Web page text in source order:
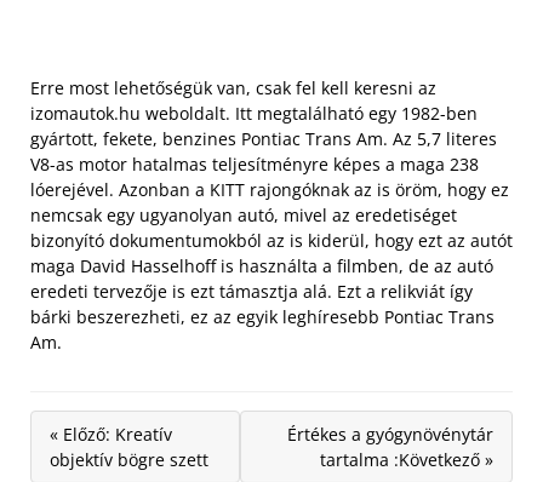
Erre most lehetőségük van, csak fel kell keresni az
izomautok.hu weboldalt. Itt megtalálható egy 1982-ben
gyártott, fekete, benzines Pontiac Trans Am. Az 5,7 literes
V8-as motor hatalmas teljesítményre képes a maga 238
lóerejével. Azonban a KITT rajongóknak az is öröm, hogy ez
nemcsak egy ugyanolyan autó, mivel az eredetiséget
bizonyító dokumentumokból az is kiderül, hogy ezt az autót
maga David Hasselhoff is használta a filmben, de az autó
eredeti tervezője is ezt támasztja alá. Ezt a relikviát így
bárki beszerezheti, ez az egyik leghíresebb Pontiac Trans
Am.
« Előző: Kreatív
objektív bögre szett
Értékes a gyógynövénytár
tartalma :Következő »